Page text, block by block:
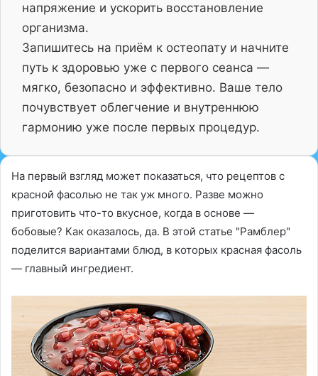
напряжение и ускорить восстановление
организма.
Запишитесь на приём к остеопату и начните
путь к здоровью уже с первого сеанса —
мягко, безопасно и эффективно. Ваше тело
почувствует облегчение и внутреннюю
гармонию уже после первых процедур.
На первый взгляд может показаться, что рецептов с
красной фасолью не так уж много. Разве можно
приготовить что-то вкусное, когда в основе —
бобовые? Как оказалось, да. В этой статье "Рамблер"
поделится вариантами блюд, в которых красная фасоль
— главный ингредиент.